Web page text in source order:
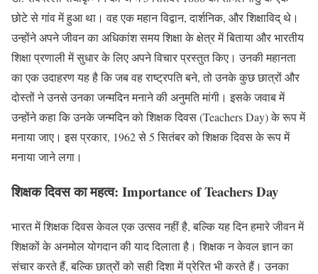
छोटे से गांव में हुआ था। वह एक महान विद्वान, दार्शनिक, और शिक्षाविद् थे।
उन्होंने अपने जीवन का अधिकांश समय शिक्षा के क्षेत्र में बिताया और भारतीय
शिक्षा प्रणाली में सुधार के लिए अपने विचार प्रस्तुत किए। उनकी महानता
का एक उदाहरण यह है कि जब वह राष्ट्रपति बने, तो उनके कुछ छात्रों और
दोस्तों ने उनसे उनका जन्मदिन मनाने की अनुमति मांगी। इसके जवाब में
उन्होंने कहा कि उनके जन्मदिन को शिक्षक दिवस (Teachers Day) के रूप में
मनाया जाए। इस प्रकार, 1962 से 5 सितंबर को शिक्षक दिवस के रूप में
मनाया जाने लगा।
शिक्षक दिवस का महत्व: Importance of Teachers Day
भारत में शिक्षक दिवस केवल एक उत्सव नहीं है, बल्कि यह दिन हमारे जीवन में
शिक्षकों के अनमोल योगदान की याद दिलाता है। शिक्षक न केवल ज्ञान का
संचार करते हैं, बल्कि छात्रों को सही दिशा में प्रेरित भी करते हैं। उनका